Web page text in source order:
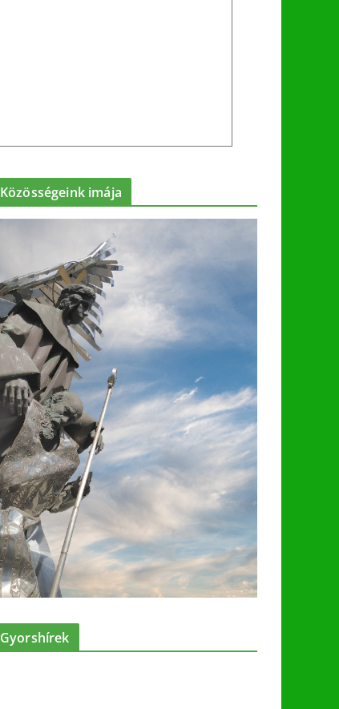
Közösségeink imája
Gyorshírek